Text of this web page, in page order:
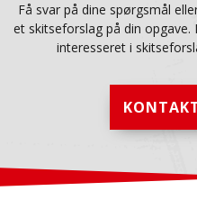
Få svar på dine spørgsmål
et skitseforslag på din opgave.
interesseret i